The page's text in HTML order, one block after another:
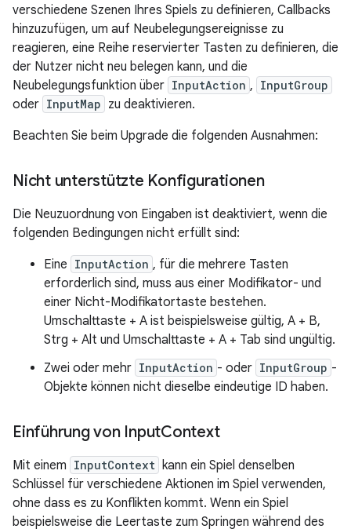
verschiedene Szenen Ihres Spiels zu definieren, Callbacks
hinzuzufügen, um auf Neubelegungsereignisse zu
reagieren, eine Reihe reservierter Tasten zu definieren, die
der Nutzer nicht neu belegen kann, und die
Neubelegungsfunktion über InputAction , InputGroup
oder InputMap zu deaktivieren.
Beachten Sie beim Upgrade die folgenden Ausnahmen:
Nicht unterstützte Konfigurationen
Die Neuzuordnung von Eingaben ist deaktiviert, wenn die
folgenden Bedingungen nicht erfüllt sind:
Eine InputAction , für die mehrere Tasten
erforderlich sind, muss aus einer Modifikator- und
einer Nicht-Modifikatortaste bestehen.
Umschalttaste + A ist beispielsweise gültig, A + B,
Strg + Alt und Umschalttaste + A + Tab sind ungültig.
Zwei oder mehr InputAction - oder InputGroup -
Objekte können nicht dieselbe eindeutige ID haben.
Einführung von InputContext
Mit einem InputContext kann ein Spiel denselben
Schlüssel für verschiedene Aktionen im Spiel verwenden,
ohne dass es zu Konflikten kommt. Wenn ein Spiel
beispielsweise die Leertaste zum Springen während des